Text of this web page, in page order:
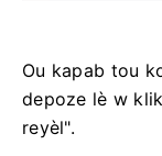
Ou kapab tou
depoze lè w
reyèl".